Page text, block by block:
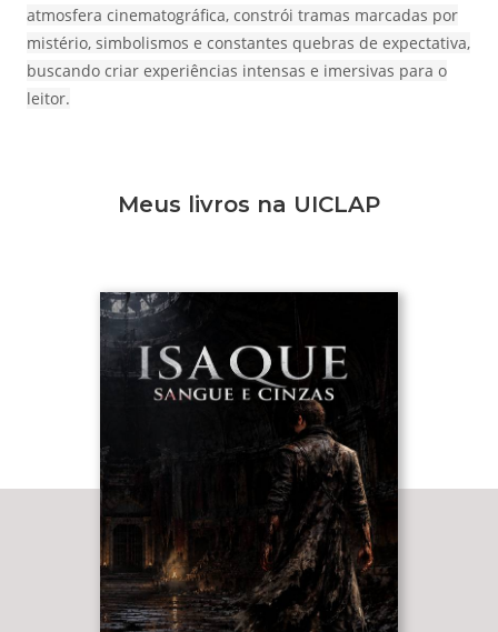
atmosfera cinematográfica, constrói tramas marcadas por
mistério, simbolismos e constantes quebras de expectativa,
buscando criar experiências intensas e imersivas para o
leitor.
Meus livros na UICLAP